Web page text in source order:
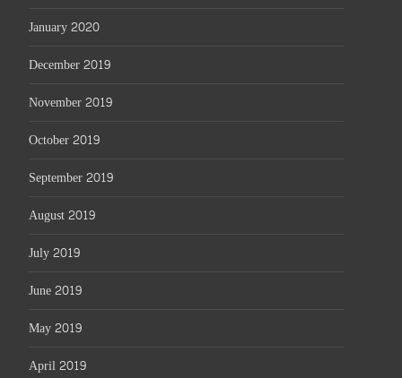
January 2020
December 2019
November 2019
October 2019
September 2019
August 2019
July 2019
June 2019
May 2019
April 2019